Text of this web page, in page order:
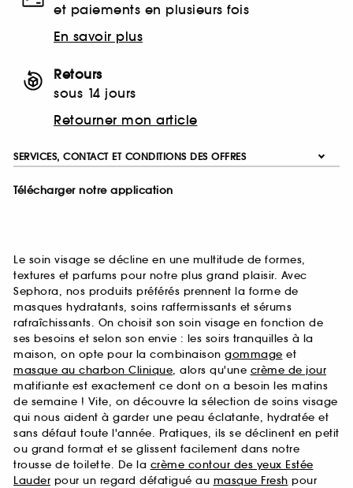
et paiements en plusieurs fois
En savoir plus
Retours
sous 14 jours
Retourner mon article
SERVICES, CONTACT ET CONDITIONS DES OFFRES
Télécharger notre application
Le soin visage se décline en une multitude de formes,
textures et parfums pour notre plus grand plaisir. Avec
Sephora, nos produits préférés prennent la forme de
masques hydratants, soins raffermissants et sérums
rafraîchissants. On choisit son soin visage en fonction de
ses besoins et selon son envie : les soirs tranquilles à la
maison, on opte pour la combinaison gommage et
masque au charbon Clinique, alors qu'une crème de jour
matifiante est exactement ce dont on a besoin les matins
de semaine ! Vite, on découvre la sélection de soins visage
qui nous aident à garder une peau éclatante, hydratée et
sans défaut toute l'année. Pratiques, ils se déclinent en petit
ou grand format et se glissent facilement dans notre
trousse de toilette. De la crème contour des yeux Estée
Lauder pour un regard défatigué au masque Fresh pour